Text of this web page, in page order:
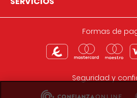
Formas de
Seguridad y